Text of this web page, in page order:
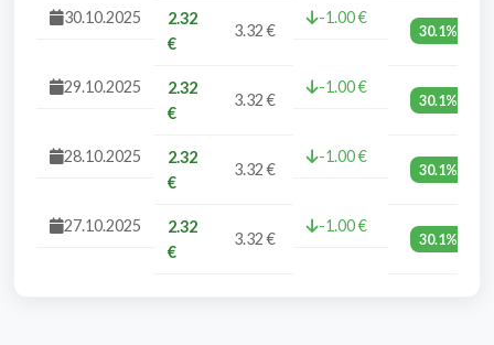
30.10.2025
2.32
€
3.32 €
-1.00 €
30.1%
29.10.2025
2.32
€
3.32 €
-1.00 €
30.1%
28.10.2025
2.32
€
3.32 €
-1.00 €
30.1%
27.10.2025
2.32
€
3.32 €
-1.00 €
30.1%